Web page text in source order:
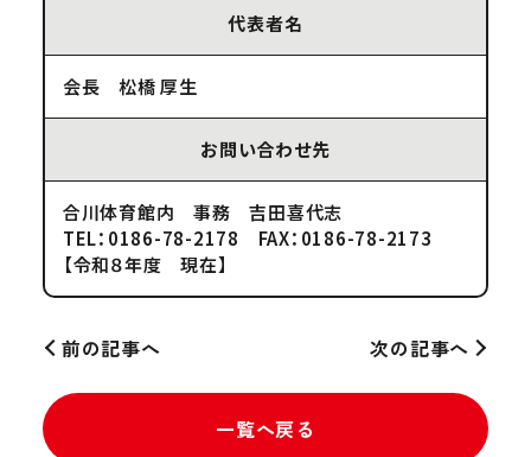
代表者名
会長 松橋 厚生
お問い合わせ先
合川体育館内 事務 吉田喜代志
TEL：0186-78-2178 FAX：0186-78-2173
【令和８年度 現在】
前の記事へ
一覧へ戻る
次の記事へ